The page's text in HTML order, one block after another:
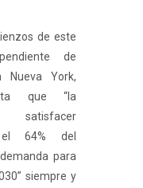
de este
de
Nueva York,
que “la
el 64% del
para
siempre y